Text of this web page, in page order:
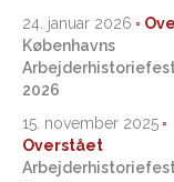
24. januar 2026
Københavns
2026
15. november 2025